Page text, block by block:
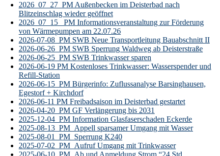
2026_07_27_PM Außenbecken im Deisterbad nach
Blitzeinschlag wieder geöffnet
2026_07_15_ PM Informationsveranstaltung zur Förderung
von Wärmepumpen am 22.07.26
2026-07-08_PM SWB Neue Transportleitung Bauabschnitt II
2026-06-26_PM SWB Sperrung Waldweg ab Deisterstraße
2026-06-25_PM SWB Trinkwasser sparen
2026-06-19 PM Kostenloses Trinkwasser: Wasserspender und
Refill-Station
2026-06-15_PM Bürgerinfo: Zuflussanalyse Barsinghausen,
Egestorf + Kirchdorf
2026-06-11 PM Freibadsaison im Deisterbad gestartet
2026-04-20_PM GF Verlängerung bis 2031
2025-12-04_PM Information Glasfaserschaden Eckerde
2025-08-13_PM_Appell sparsamer Umgang mit Wasser
2025-08-01_PM_Sperrung K240
2025-07-02_PM_Aufruf Umgang mit Trinkwasser
2025-06-10_PM_Ab und Anmeldung Strom “24 Std